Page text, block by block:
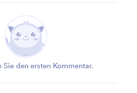
Sie den ersten Kommentar.